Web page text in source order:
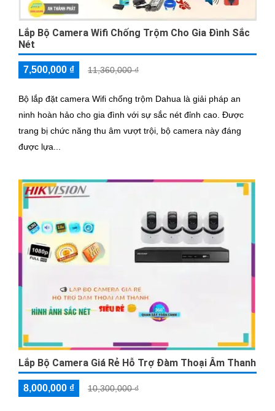
Lắp Bộ Camera Wifi Chống Trộm Cho Gia Đình Sắc
Nét
7,500,000 ₫ 11,360,000 ₫
Bộ lắp đặt camera Wifi chống trộm Dahua là giải pháp an
ninh hoàn hảo cho gia đình với sự sắc nét đỉnh cao. Được
trang bị chức năng thu âm vượt trội, bộ camera này đáng
được lựa...
Lắp Bộ Camera Giá Rẻ Hỗ Trợ Đàm Thoại Âm Thanh
8,000,000 ₫ 10,300,000 ₫